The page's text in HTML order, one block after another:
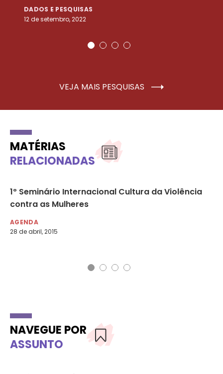
DADOS E PESQUISAS
12 de setembro, 2022
VEJA MAIS PESQUISAS
MATÉRIAS
RELACIONADAS
1º Seminário Internacional Cultura da Violência
contra as Mulheres
AGENDA
28 de abril, 2015
NAVEGUE POR
ASSUNTO